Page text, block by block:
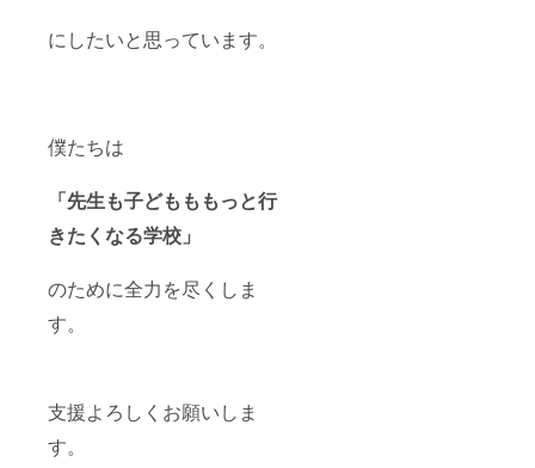
にしたいと思っています。
僕たちは
「先生も子どもももっと行
きたくなる学校」
のために全力を尽くしま
す。
支援よろしくお願いしま
す。